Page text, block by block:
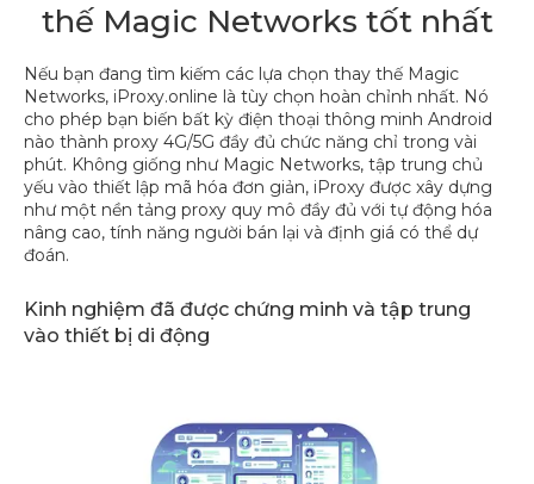
thế Magic Networks tốt nhất
Nếu bạn đang tìm kiếm các lựa chọn thay thế Magic
Networks, iProxy.online là tùy chọn hoàn chỉnh nhất. Nó
cho phép bạn biến bất kỳ điện thoại thông minh Android
nào thành proxy 4G/5G đầy đủ chức năng chỉ trong vài
phút. Không giống như Magic Networks, tập trung chủ
yếu vào thiết lập mã hóa đơn giản, iProxy được xây dựng
như một nền tảng proxy quy mô đầy đủ với tự động hóa
nâng cao, tính năng người bán lại và định giá có thể dự
đoán.
Kinh nghiệm đã được chứng minh và tập trung
vào thiết bị di động